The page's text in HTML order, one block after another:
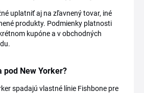
uplatniť aj na zľavnený tovar, iné
produkty. Podmienky platnosti
kupóne a v obchodných
pod New Yorker?
spadajú vlastné línie Fishbone pre